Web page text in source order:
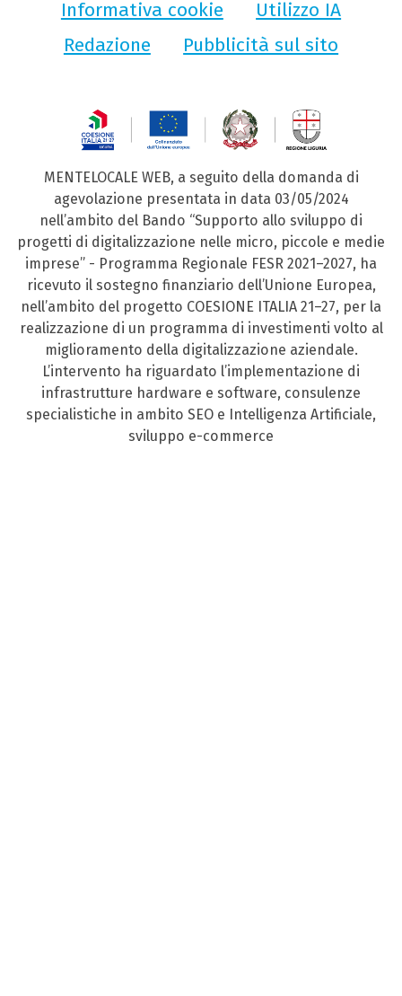
Informativa cookie
Utilizzo IA
Redazione
Pubblicità sul sito
MENTELOCALE WEB, a seguito della domanda di
agevolazione presentata in data 03/05/2024
nell’ambito del Bando “Supporto allo sviluppo di
progetti di digitalizzazione nelle micro, piccole e medie
imprese” - Programma Regionale FESR 2021–2027, ha
ricevuto il sostegno finanziario dell’Unione Europea,
nell’ambito del progetto COESIONE ITALIA 21–27, per la
realizzazione di un programma di investimenti volto al
miglioramento della digitalizzazione aziendale.
L’intervento ha riguardato l’implementazione di
infrastrutture hardware e software, consulenze
specialistiche in ambito SEO e Intelligenza Artificiale,
sviluppo e-commerce